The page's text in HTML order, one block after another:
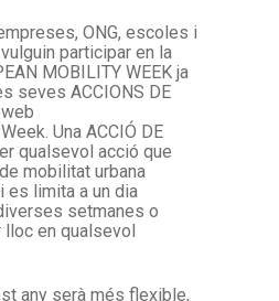
ONG, escoles i
participar en la
MOBILITY WEEK ja
seves ACCIONS DE
Una ACCIÓ DE
qualsevol acció que
mobilitat urbana
es limita a un dia
setmanes o
en qualsevol
any serà més flexible,